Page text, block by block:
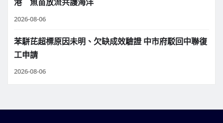
2026-08-06
苯駢芘超標原因未明、欠缺成效驗證 中市府駁回中聯復
工申請
2026-08-06